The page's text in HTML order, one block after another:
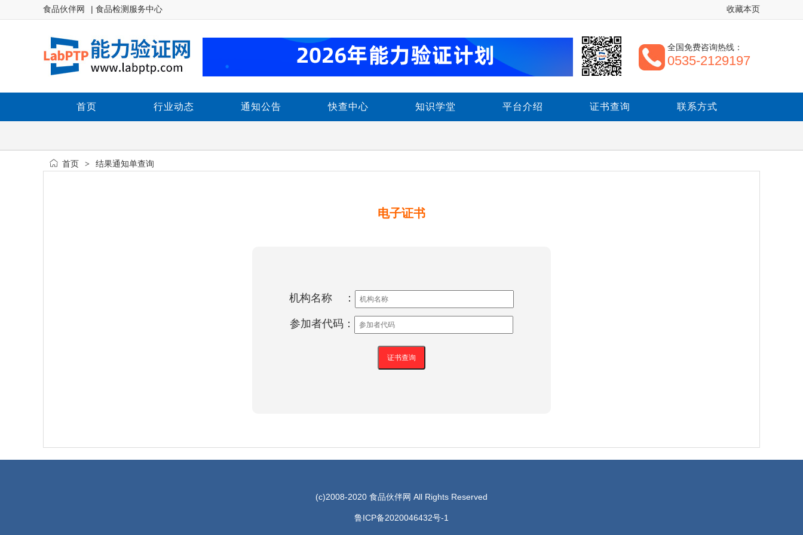
收藏本页
食品伙伴网 | 食品检测服务中心
全国免费咨询热线：
0535-2129197
首页 行业动态 通知公告 快查中心 知识学堂 平台介绍 证书查询 联系方式
首页 > 结果通知单查询
电子证书
机构名称 ：
参加者代码：
(c)2008-2020 食品伙伴网 All Rights Reserved
鲁ICP备2020046432号-1